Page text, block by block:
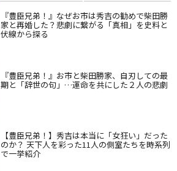
『豊臣兄弟！』なぜお市は秀吉の勧めで柴田勝
家と再婚した？悲劇に繋がる「真相」を史料と
伏線から探る
『豊臣兄弟！』お市と柴田勝家、自刃しての最
期と「辞世の句」…運命を共にした２人の悲劇
【豊臣兄弟！】秀吉は本当に「女狂い」だった
のか？ 天下人を彩った11人の側室たちを時系列
で一挙紹介